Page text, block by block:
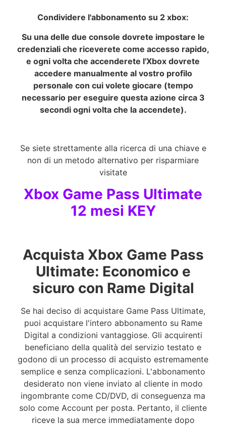
Condividere l'abbonamento su 2 xbox:
Su una delle due console dovrete impostare le
credenziali che riceverete come accesso rapido,
e ogni volta che accenderete l'Xbox dovrete
accedere manualmente al vostro profilo
personale con cui volete giocare (tempo
necessario per eseguire questa azione circa 3
secondi ogni volta che la accendete).
Se siete strettamente alla ricerca di una chiave e
non di un metodo alternativo per risparmiare
visitate
Xbox Game Pass Ultimate
12 mesi KEY
Acquista Xbox Game Pass
Ultimate: Economico e
sicuro con Rame Digital
Se hai deciso di acquistare Game Pass Ultimate,
puoi acquistare l'intero abbonamento su Rame
Digital a condizioni vantaggiose. Gli acquirenti
beneficiano della qualità del servizio testato e
godono di un processo di acquisto estremamente
semplice e senza complicazioni. L'abbonamento
desiderato non viene inviato al cliente in modo
ingombrante come CD/DVD, di conseguenza ma
solo come Account per posta. Pertanto, il cliente
riceve la sua merce immediatamente dopo